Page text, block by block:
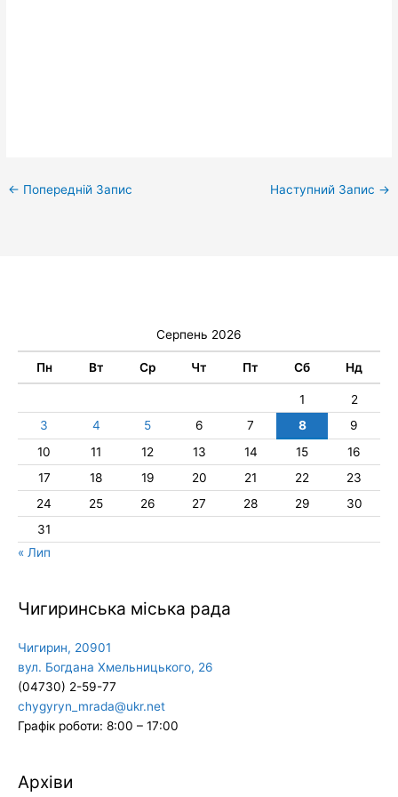
← Попередній Запис Наступний Запис →
Серпень 2026
Пн Вт Ср Чт Пт Сб Нд
1
2
3
4 5 6 7 8
9
10
11 12 13 14 15
16
17
18 19 20 21 22
23
24
25 26 27 28 29
30
31
« Лип
Чигиринська міська рада
Чигирин, 20901
вул. Богдана Хмельницького, 26
(04730) 2-59-77
chygyryn_mrada@ukr.net
Графік роботи: 8:00 – 17:00
Архіви
Архіви